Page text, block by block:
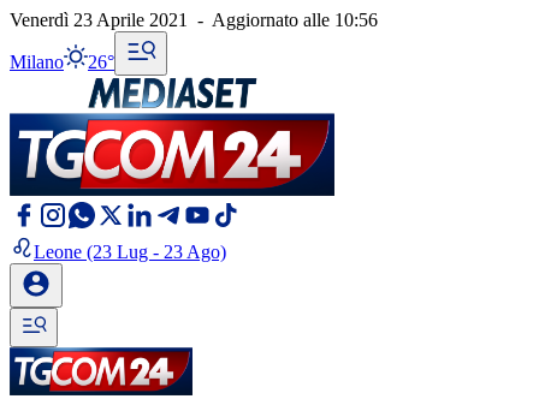
Venerdì 23 Aprile 2021 - Aggiornato alle 10:56
Milano 26°
Leone (23 Lug - 23 Ago)